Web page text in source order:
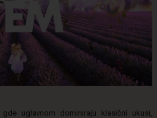
, gde uglavnom dominiraju klasični ukusi,